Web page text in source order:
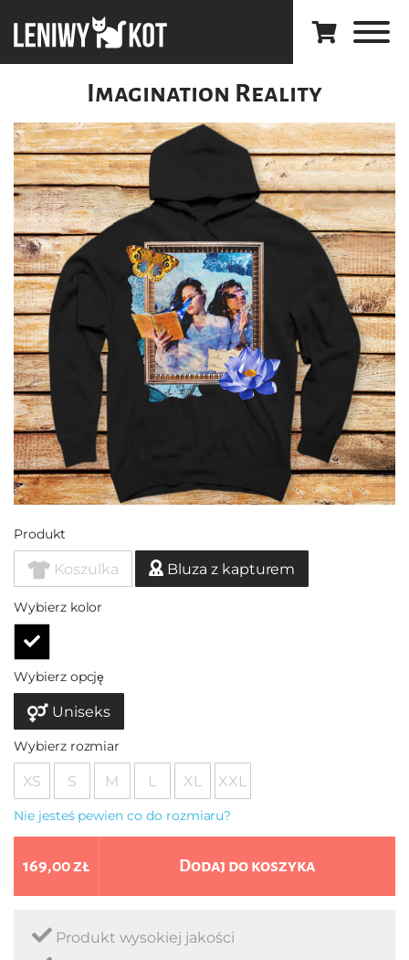
Imagination Reality
Produkt
Koszulka Bluza z kapturem
Wybierz kolor
Wybierz opcję
Uniseks
Wybierz rozmiar
XS S M L XL XXL
Nie jesteś pewien co do rozmiaru?
169,00 zł Dodaj do koszyka
Produkt wysokiej jakości